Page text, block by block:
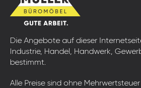
Die Angebote auf dieser
Industrie, Handel, Handwerk,
bestimmt.
Alle Preise sind ohne